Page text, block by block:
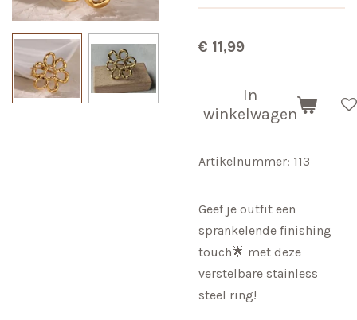
€ 11,99
In
winkelwagen
Artikelnummer: 113
Geef je outfit een
sprankelende finishing
touch🌟 met deze
verstelbare stainless
steel ring!